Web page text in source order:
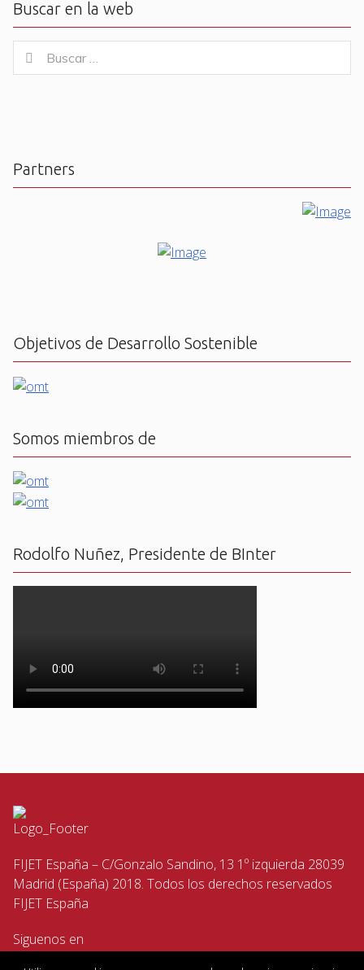
Buscar en la web
for:
Buscar
Partners
Objetivos de Desarrollo Sostenible
Somos miembros de
Rodolfo Nuñez, Presidente de BInter
FIJET España – C/Gonzalo Sandino, 13 1º izquierda 28039
Madrid (España) 2018. Todos los derechos reservados
FIJET España
Siguenos en